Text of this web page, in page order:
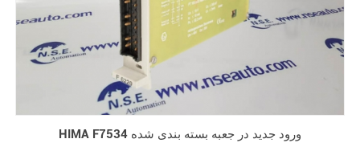
HIMA F7534 ورود جدید در جعبه بسته بندی شده